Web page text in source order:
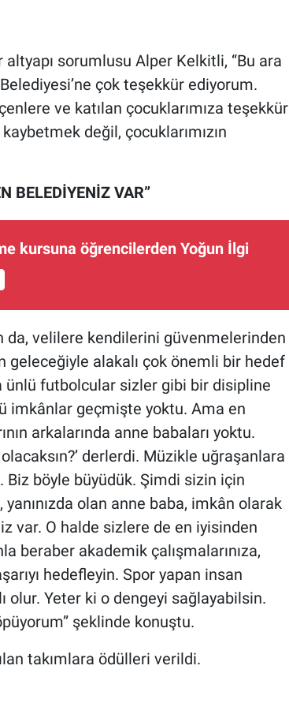
sorumlusu Alper Kelkitli, “Bu ara
çok teşekkür ediyorum.
ve katılan çocuklarımıza teşekkür
değil, çocuklarımızın
BELEDİYENİZ VAR”
kursuna öğrencilerden Yoğun İlgi
da, velilere kendilerini güvenmelerinden
geleceğiyle alakalı çok önemli bir hedef
ünlü futbolcular sizler gibi bir disipline
imkânlar geçmişte yoktu. Ama en
arkalarında anne babaları yoktu.
derlerdi. Müzikle uğraşanlara
Biz böyle büyüdük. Şimdi sizin için
olan anne baba, imkân olarak
var. O halde sizlere de en iyisinden
beraber akademik çalışmalarınıza,
hedefleyin. Spor yapan insan
olur. Yeter ki o dengeyi sağlayabilsin.
şeklinde konuştu.
takımlara ödülleri verildi.